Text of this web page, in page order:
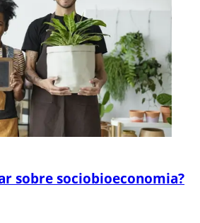
sobre sociobioeconomia?